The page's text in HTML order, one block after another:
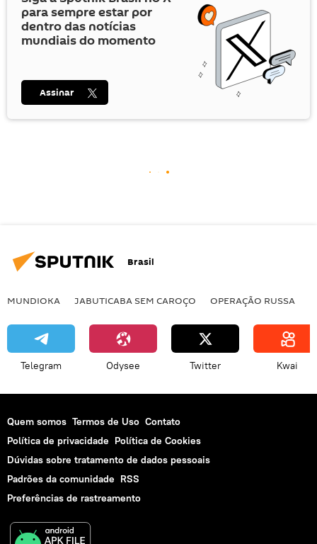
para sempre estar por
dentro das notícias
mundiais do momento
Assinar
Brasil
MUNDIOKA JABUTICABA SEM CAROÇO OPERAÇÃO RUSSA
Telegram Odysee Twitter Kwai
Quem somos Termos de Uso Contato
Política de privacidade Política de Cookies
Dúvidas sobre tratamento de dados pessoais
Padrões da comunidade RSS
Preferências de rastreamento